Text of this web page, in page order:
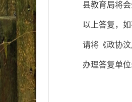
县教育局将
以上答复，
请将《政协
办理答复单